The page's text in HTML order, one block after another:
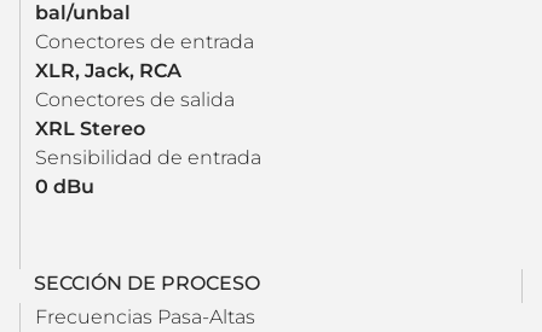
bal/unbal
Conectores de entrada
XLR, Jack, RCA
Conectores de salida
XRL Stereo
Sensibilidad de entrada
0 dBu
SECCIÓN DE PROCESO
Frecuencias Pasa-Altas